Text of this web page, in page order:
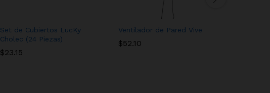
Set de Cubiertos LucKy
Cholec (24 Piezas)
$23.15
Ventilador de Pared Vive
$52.10